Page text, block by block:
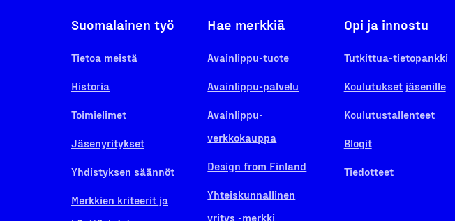
Suomalainen työ
Tietoa meistä
Historia
Toimielimet
Jäsenyritykset
Yhdistyksen säännöt
Merkkien kriteerit ja
Hae merkkiä
Avainlippu-tuote
Avainlippu-palvelu
Avainlippu-
verkkokauppa
Design from Finland
Yhteiskunnallinen
yritys -merkki
Opi ja innostu
Tutkittua-tietopankki
Koulutukset jäsenille
Koulutustallenteet
Blogit
Tiedotteet